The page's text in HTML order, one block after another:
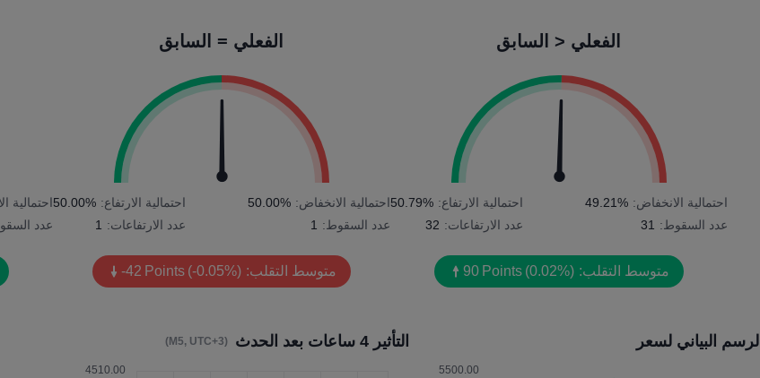
الفعلي < السابق
احتمالية الارتفاع: 50.79%
عدد الارتفاعات: 32
احتمالية الانخفاض: 49.21%
عدد السقوط: 31
متوسط التقلب: 90 Points (0.02%)
الفعلي = السابق
احتمالية الارتفاع: 50.00%
عدد الارتفاعات: 1
احتمالية الانخفاض: 50.00%
عدد السقوط: 1
متوسط التقلب: -42 Points (-0.05%)
احتمالية
عدد
الرسم البياني لسعر التأثير 4 ساعات بعد الحدث (M5, UTC+3)